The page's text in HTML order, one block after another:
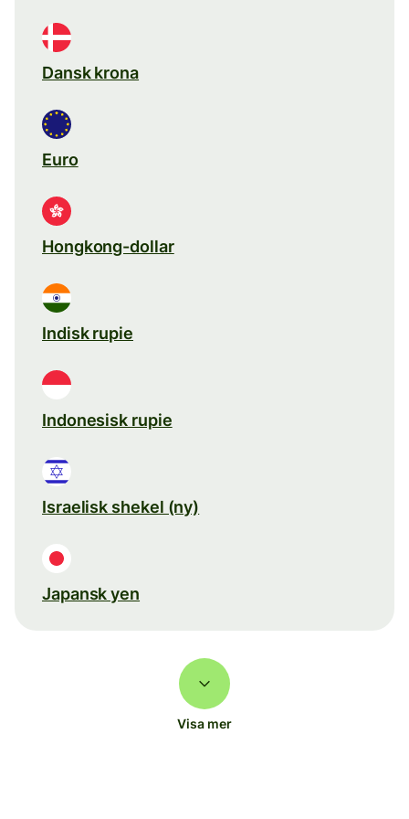
Dansk krona
Euro
Hongkong-dollar
Indisk rupie
Indonesisk rupie
Israelisk shekel (ny)
Japansk yen
Visa mer